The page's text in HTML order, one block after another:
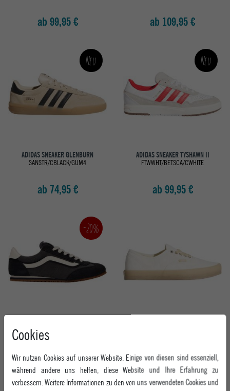
ab 99,95 € ab 109,95 €
Neu
ADIDAS SNEAKER GLENBURN
SANSTR/CBLACK/GUM4
ab 74,95 €
Neu
ADIDAS SNEAKER TYSHAWN II
FTWWHT/BETSCA/CWHITE
ab 99,95 €
-20%
SUEDE PEWTER
UVP 99,95 €
ab 79,95 €
ab 84,95 €
Cookies
Wir nutzen Cookies auf unserer Website. Einige von diesen sind essenziell,
während andere uns helfen, diese Website und Ihre Erfahrung zu
verbessern. Weitere Informationen zu den von uns verwendeten Cookies und